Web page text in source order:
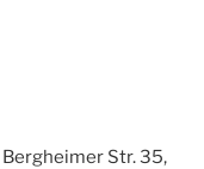
Bergheimer Str. 35,